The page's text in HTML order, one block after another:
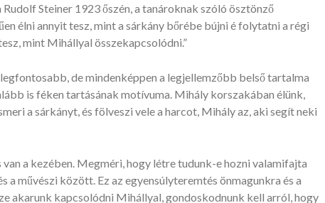
Steiner 1923 őszén, a tanároknak szóló ösztönző
élni annyit tesz, mint a sárkány bőrébe bújni é folytatni a régi
mint Mihállyal összekapcsolódni.”
de mindenképpen a legjellemzőbb belső tartalma
is féken tartásának motívuma. Mihály korszakában élünk,
a sárkányt, és fölveszi vele a harcot, Mihály az, aki segít neki
a kezében. Megméri, hogy létre tudunk-e hozni valamifajta
a művészi között. Ez az egyensúlyteremtés önmagunkra és a
akarunk kapcsolódni Mihállyal, gondoskodnunk kell arról, hogy